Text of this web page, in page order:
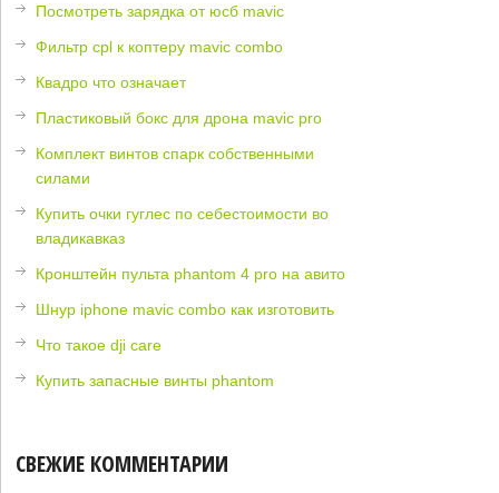
Посмотреть зарядка от юсб mavic
Фильтр cpl к коптеру mavic combo
Квадро что означает
Пластиковый бокс для дрона mavic pro
Комплект винтов спарк собственными
силами
Купить очки гуглес по себестоимости во
владикавказ
Кронштейн пульта phantom 4 pro на авито
Шнур iphone mavic combo как изготовить
Что такое dji care
Купить запасные винты phantom
СВЕЖИЕ КОММЕНТАРИИ